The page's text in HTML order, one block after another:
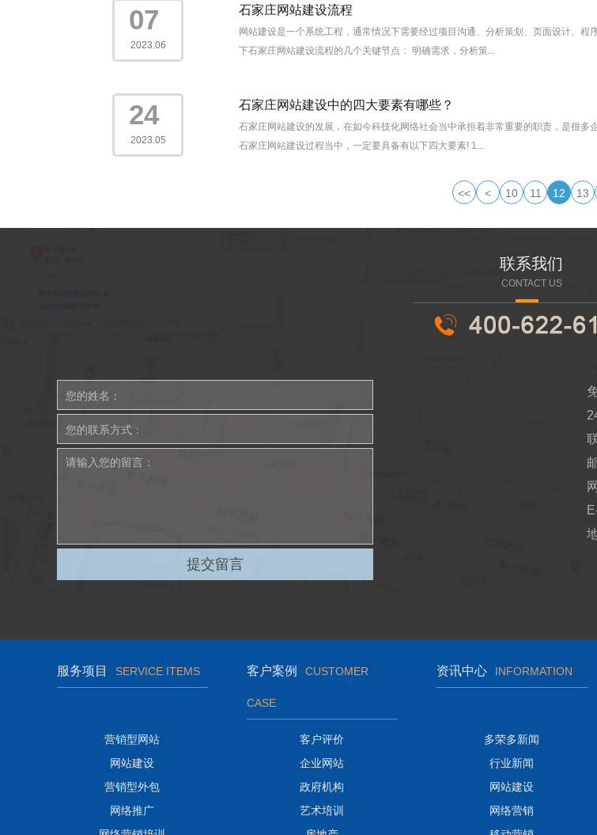
07
2023.06
石家庄网站建设流程
网站建设是一个系统工程，通常情况下需要经过项目沟通、分析策划、页面设计、
下石家庄网站建设流程的几个关键节点： 明确需求，分析策...
24
2023.05
石家庄网站建设中的四大要素有哪些？
石家庄网站建设的发展，在如今科技化网络社会当中承担着非常重要的职责，是很
石家庄网站建设过程当中，一定要具备有以下四大要素! 1...
<< < 10 11 12 13
联系我们
CONTACT US
服务项目 SERVICE ITEMS 客户案例 CUSTOMER
CASE
资讯中心 INFORMATION
营销型网站
网站建设
营销型外包
网络推广
客户评价
企业网站
政府机构
艺术培训
多荣多新闻
行业新闻
网站建设
网络营销